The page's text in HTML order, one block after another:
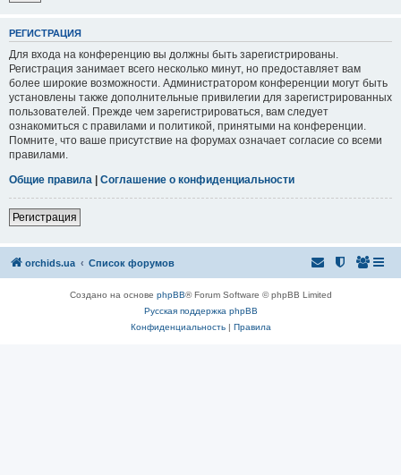
РЕГИСТРАЦИЯ
Для входа на конференцию вы должны быть зарегистрированы.
Регистрация занимает всего несколько минут, но предоставляет вам
более широкие возможности. Администратором конференции могут быть
установлены также дополнительные привилегии для зарегистрированных
пользователей. Прежде чем зарегистрироваться, вам следует
ознакомиться с правилами и политикой, принятыми на конференции.
Помните, что ваше присутствие на форумах означает согласие со всеми
правилами.
Общие правила | Соглашение о конфиденциальности
Регистрация
orchids.ua Список форумов
Создано на основе phpBB® Forum Software © phpBB Limited
Русская поддержка phpBB
Конфиденциальность| Правила